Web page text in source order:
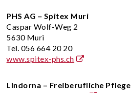
PHS AG – Spitex Muri
Caspar Wolf-Weg 2
5630 Muri
Tel. 056 664 20 20
www.spitex-phs.ch
Lindorna – Freiberufliche